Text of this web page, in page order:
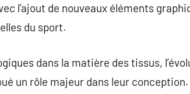
l’ajout de nouveaux éléments
du sport.
dans la matière des tissus,
un rôle majeur dans leur